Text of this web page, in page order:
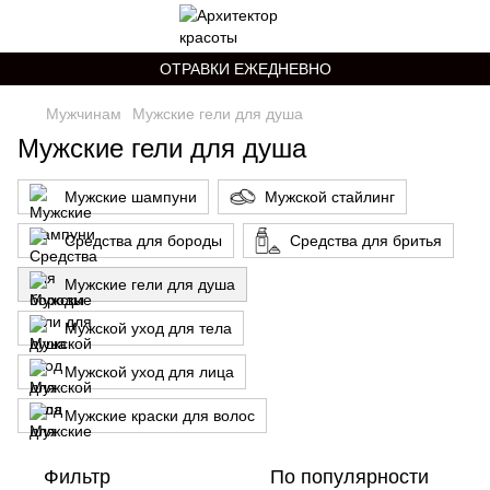
ОТРАВКИ ЕЖЕДНЕВНО
Мужчинам Мужские гели для душа
Мужские гели для душа
Мужские шампуни Мужской стайлинг
Средства для бороды Средства для бритья
Мужские гели для душа
Мужской уход для тела
Мужской уход для лица
Мужские краски для волос
Фильтр По популярности